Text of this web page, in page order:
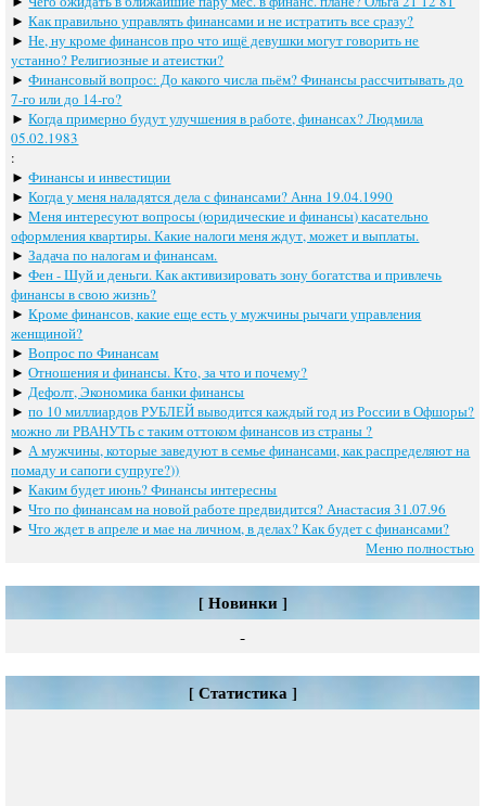
►Как правильно управлять финансами и не истратить все сразу?
►Не, ну кроме финансов про что ищё девушки могут говорить не
устанно? Религиозные и атеистки?
►Финансовый вопрос: До какого числа пьём? Финансы рассчитывать до
7-го или до 14-го?
►Когда примерно будут улучшения в работе, финансах? Людмила
05.02.1983
:
►Финансы и инвестиции
►Когда у меня наладятся дела с финансами? Анна 19.04.1990
►Меня интересуют вопросы (юридические и финансы) касательно
оформления квартиры. Какие налоги меня ждут, может и выплаты.
►Задача по налогам и финансам.
►Фен - Шуй и деньги. Как активизировать зону богатства и привлечь
финансы в свою жизнь?
►Кроме финансов, какие еще есть у мужчины рычаги управления
женщиной?
►Вопрос по Финансам
►Отношения и финансы. Кто, за что и почему?
► Дефолт, Экономика банки финансы
►по 10 миллиардов РУБЛЕЙ выводится каждый год из России в Офшоры?
можно ли РВАНУТЬ с таким оттоком финансов из страны ?
► А мужчины, которые заведуют в семье финансами, как распределяют на
помаду и сапоги супруге?))
►Каким будет июнь? Финансы интересны
►Что по финансам на новой работе предвидится? Анастасия 31.07.96
►Что ждет в апреле и мае на личном, в делах? Как будет с финансами?
Меню полностью
[ Новинки ]
-
[ Статистика ]